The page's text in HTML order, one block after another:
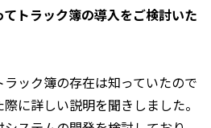
トラック簿の導入をご検討いた
ック簿の存在は知っていたので
に詳しい説明を聞きしました。